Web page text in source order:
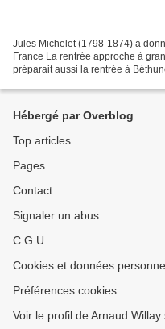
Jules Michelet (1798-1874) a
France La rentrée approche à
préparait aussi la rentrée à
Hébergé par Overblog
Top articles
Pages
Contact
Signaler un abus
C.G.U.
Cookies et données
Préférences cookies
Voir le profil de Arnaud